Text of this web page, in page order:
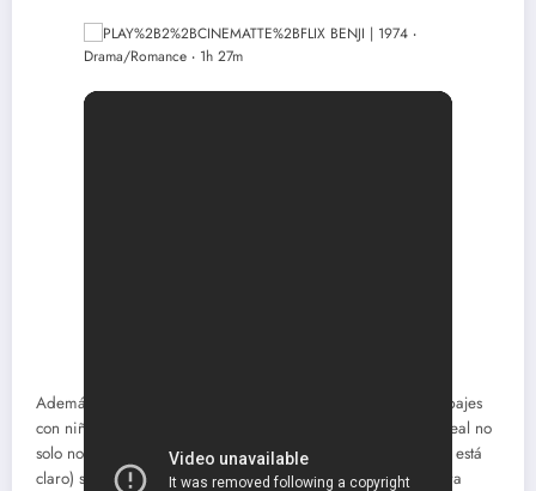
Además, si recuerdan el consejo del director de “Nunca trabajes
con niños, perros o con Charles Laughton”, pues en la vida real no
solo no le importaba estar con ellos (bueno, con Laughton no está
claro) sino que otra de sus películas preferidas fue la primera